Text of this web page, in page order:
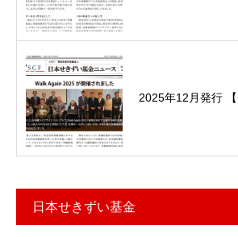
2025年12月発行
日本せきずい基金